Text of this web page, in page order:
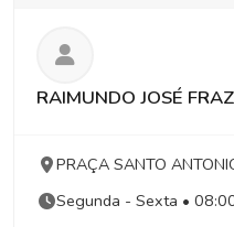
RAIMUNDO JOSÉ
PRAÇA SANTO
Segunda - Sexta •